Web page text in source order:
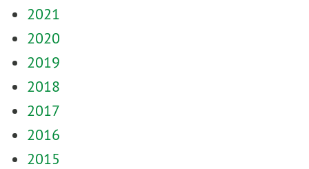
2021
2020
2019
2018
2017
2016
2015